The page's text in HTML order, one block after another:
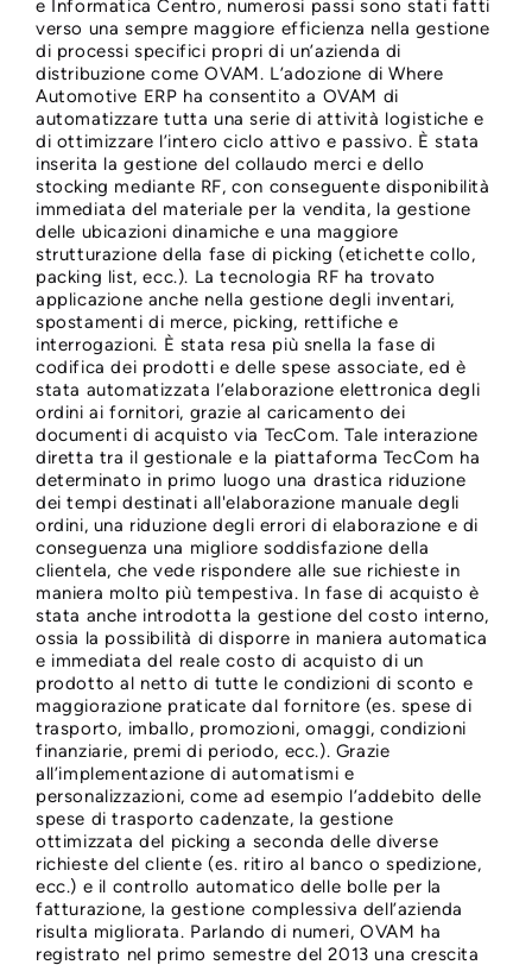
e Informatica Centro, numerosi passi sono stati fatti
verso una sempre maggiore efficienza nella gestione
di processi specifici propri di un’azienda di
distribuzione come OVAM. L’adozione di Where
Automotive ERP ha consentito a OVAM di
automatizzare tutta una serie di attività logistiche e
di ottimizzare l’intero ciclo attivo e passivo. È stata
inserita la gestione del collaudo merci e dello
stocking mediante RF, con conseguente disponibilità
immediata del materiale per la vendita, la gestione
delle ubicazioni dinamiche e una maggiore
strutturazione della fase di picking (etichette collo,
packing list, ecc.). La tecnologia RF ha trovato
applicazione anche nella gestione degli inventari,
spostamenti di merce, picking, rettifiche e
interrogazioni. È stata resa più snella la fase di
codifica dei prodotti e delle spese associate, ed è
stata automatizzata l’elaborazione elettronica degli
ordini ai fornitori, grazie al caricamento dei
documenti di acquisto via TecCom. Tale interazione
diretta tra il gestionale e la piattaforma TecCom ha
determinato in primo luogo una drastica riduzione
dei tempi destinati all'elaborazione manuale degli
ordini, una riduzione degli errori di elaborazione e di
conseguenza una migliore soddisfazione della
clientela, che vede rispondere alle sue richieste in
maniera molto più tempestiva. In fase di acquisto è
stata anche introdotta la gestione del costo interno,
ossia la possibilità di disporre in maniera automatica
e immediata del reale costo di acquisto di un
prodotto al netto di tutte le condizioni di sconto e
maggiorazione praticate dal fornitore (es. spese di
trasporto, imballo, promozioni, omaggi, condizioni
finanziarie, premi di periodo, ecc.). Grazie
all’implementazione di automatismi e
personalizzazioni, come ad esempio l’addebito delle
spese di trasporto cadenzate, la gestione
ottimizzata del picking a seconda delle diverse
richieste del cliente (es. ritiro al banco o spedizione,
ecc.) e il controllo automatico delle bolle per la
fatturazione, la gestione complessiva dell’azienda
risulta migliorata. Parlando di numeri, OVAM ha
registrato nel primo semestre del 2013 una crescita